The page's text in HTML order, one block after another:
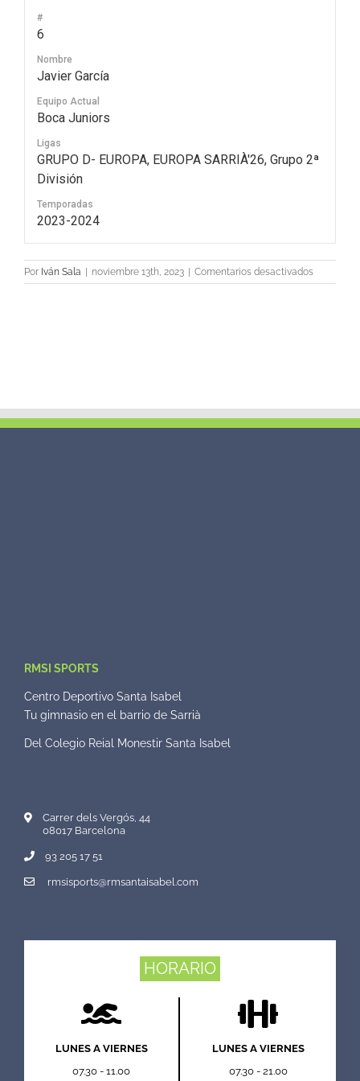
#
6
Nombre
Javier García
Equipo Actual
Boca Juniors
Ligas
GRUPO D- EUROPA, EUROPA SARRIÀ'26, Grupo 2ª
División
Temporadas
2023-2024
Por Iván Sala noviembre 13th, 2023 Comentarios desactivadosen
6
RMSI SPORTS
Centro Deportivo Santa Isabel
Tu gimnasio en el barrio de Sarrià
Del Colegio Reial Monestir Santa Isabel
Carrer dels Vergós, 44
08017 Barcelona
93 205 17 51
rmsisports@rmsantaisabel.com
HORARIO
LUNES A VIERNES
07.30 - 11.00
LUNES A VIERNES
07.30 - 21.00